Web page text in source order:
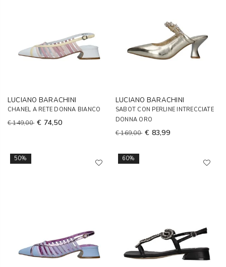
LUCIANO BARACHINI
CHANEL A RETE DONNA BIANCO
€ 149,00 € 74,50
LUCIANO BARACHINI
SABOT CON PERLINE INTRECCIATE
DONNA ORO
€ 169,00 € 83,99
50% 60%